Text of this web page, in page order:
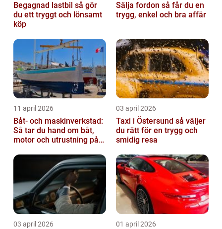
Begagnad lastbil så gör
du ett tryggt och lönsamt
köp
Sälja fordon så får du en
trygg, enkel och bra affär
11 april 2026
Båt- och maskinverkstad:
Så tar du hand om båt,
motor och utrustning på
03 april 2026
Taxi i Östersund så väljer
du rätt för en trygg och
smidig resa
03 april 2026 01 april 2026